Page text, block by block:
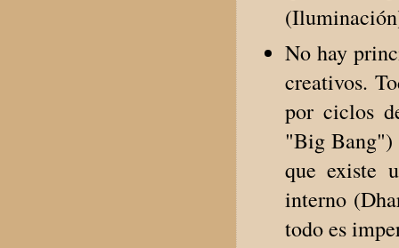
No hay
creativos.
por ciclos
"Big Bang")
que existe
interno
todo es